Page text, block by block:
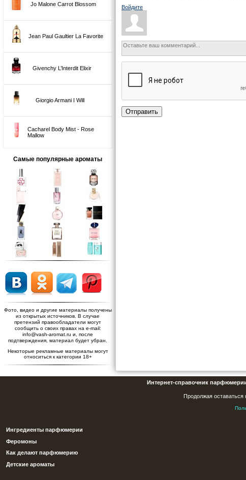
Jo Malone Carrot Blossom
Jean Paul Gaultier La Favorite
Givenchy L’Interdit Elixir
Giorgio Armani I Will
Cacharel Body Mist - Rose
Mallow
Самые популярные ароматы
Фото, видео и другие материалы получены
из открытых источников. В случае
претензий правообладатели могут
сообщить о своих правах на e-mail:
info@vash-aromat.ru и, после
подтверждения, материал будет убран.
Некоторые рекламные материалы могут
относиться к категории 18+
Войдите
Отправить
Интернет-справочник
Продолжая
Ингредиенты парфюмерии
Феромоны
Как делают парфюмерию
Детские ароматы